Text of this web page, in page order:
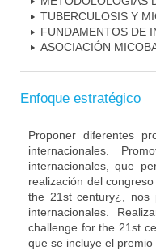
TUBERCULOSIS Y
FUNDAMENTOS DE
ASOCIACIÓN
Enfoque estratégico
Proponer diferentes
internacionales.
internacionales, que
realización del
the 21st century¿, nos
internacionales.
challenge for the 21st
que se incluye el